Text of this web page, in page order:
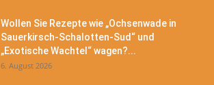
Wollen Sie Rezepte wie „Ochsenwade in
Sauerkirsch-Schalotten-Sud“ und
„Exotische Wachtel“ wagen?...
6. August 2026